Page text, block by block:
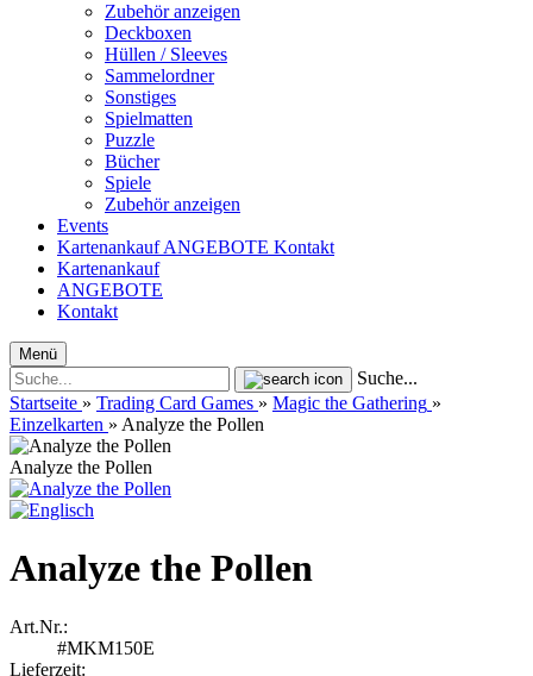
Zubehör anzeigen
Deckboxen
Hüllen / Sleeves
Sammelordner
Sonstiges
Spielmatten
Puzzle
Bücher
Spiele
Zubehör anzeigen
Events
KartenankaufANGEBOTE Kontakt
Kartenankauf
ANGEBOTE
Kontakt
Menü
Suche...
Startseite » Trading Card Games » Magic the Gathering »
Einzelkarten » Analyze the Pollen
Analyze the Pollen
Analyze the Pollen
Art.Nr.:
#MKM150E
Lieferzeit: